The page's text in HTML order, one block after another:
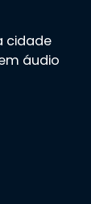
cidade
áudio